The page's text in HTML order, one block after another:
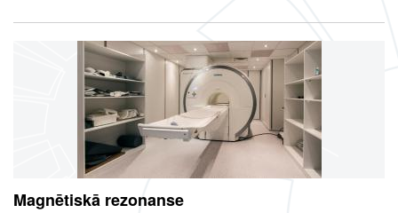
Magnētiskā rezonanse